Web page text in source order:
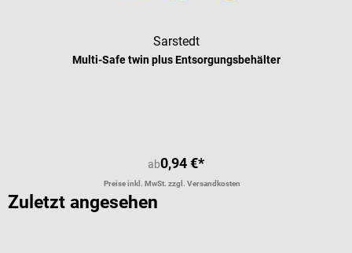
Sarstedt
Multi-Safe twin plus Entsorgungsbehälter
ab0,94 €*
Preise inkl. MwSt. zzgl. Versandkosten
Zuletzt angesehen